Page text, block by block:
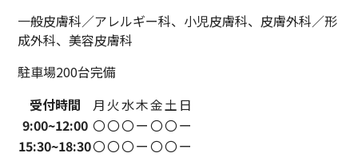
一般皮膚科／アレルギー科、小児皮膚科、 皮膚外科／形
成外科、美容皮膚科
駐車場200台完備
受付時間
月 火水木金土 日
9:00~12:00 〇〇〇ー〇〇ー
15:30~18:30〇〇〇ー〇〇ー